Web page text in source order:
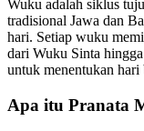
Wuku adalah siklus
tradisional Jawa dan
hari. Setiap wuku
dari Wuku Sinta
untuk menentukan hari
Apa itu Pranata